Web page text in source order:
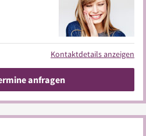
Kontaktdetails anzeigen
anfragen